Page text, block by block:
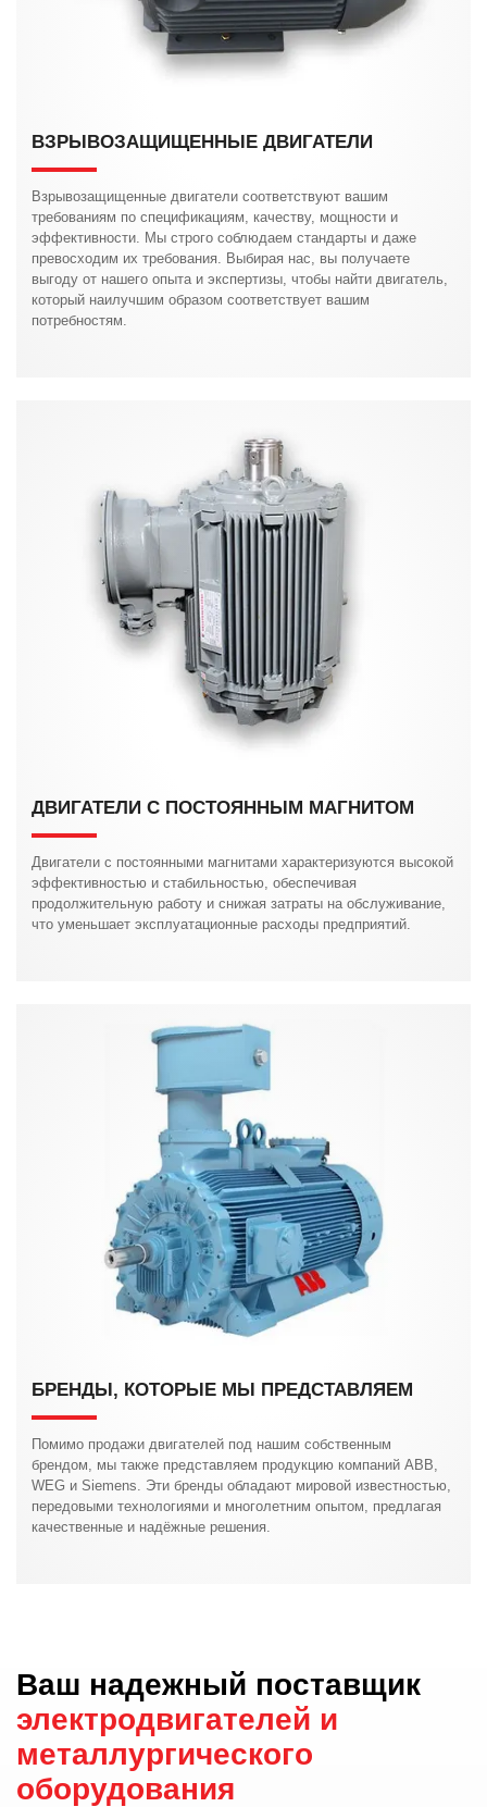
ВЗРЫВОЗАЩИЩЕННЫЕ ДВИГАТЕЛИ
Взрывозащищенные двигатели соответствуют вашим
требованиям по спецификациям, качеству, мощности и
эффективности. Мы строго соблюдаем стандарты и даже
превосходим их требования. Выбирая нас, вы получаете
выгоду от нашего опыта и экспертизы, чтобы найти двигатель,
который наилучшим образом соответствует вашим
потребностям.
ДВИГАТЕЛИ С ПОСТОЯННЫМ МАГНИТОМ
Двигатели с постоянными магнитами характеризуются высокой
эффективностью и стабильностью, обеспечивая
продолжительную работу и снижая затраты на обслуживание,
что уменьшает эксплуатационные расходы предприятий.
БРЕНДЫ, КОТОРЫЕ МЫ ПРЕДСТАВЛЯЕМ
Помимо продажи двигателей под нашим собственным
брендом, мы также представляем продукцию компаний ABB,
WEG и Siemens. Эти бренды обладают мировой известностью,
передовыми технологиями и многолетним опытом, предлагая
качественные и надёжные решения.
Ваш надежный поставщик
электродвигателей и
металлургического
оборудования